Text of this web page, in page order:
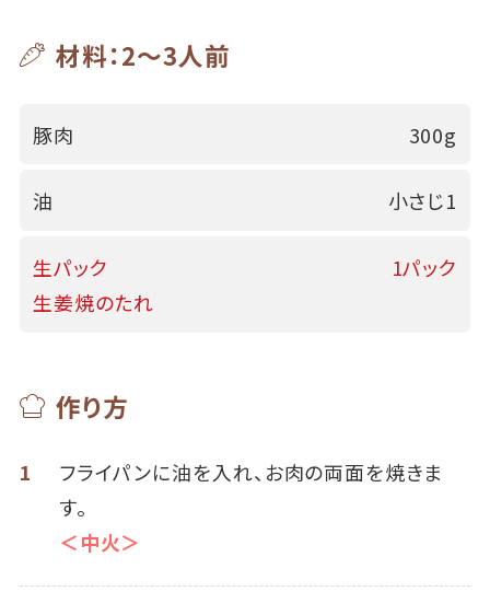
材料：2～3人前
豚肉 300g
油 小さじ1
生パック
生姜焼のたれ
1パック
作り方
1
フライパンに油を入れ、お肉の両面を焼きま
す。
＜中火＞